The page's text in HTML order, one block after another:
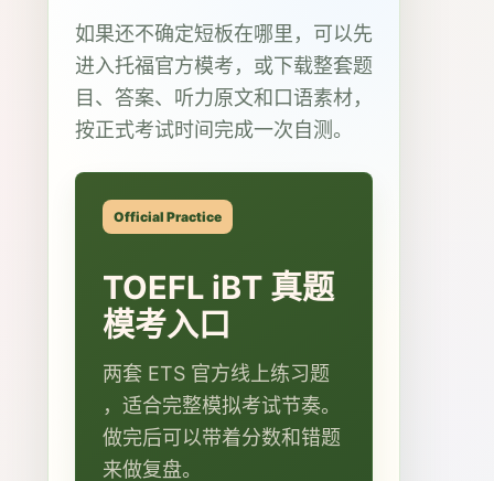
如果还不确定短板在哪里，可以先
进入托福官方模考，或下载整套题
目、答案、听力原文和口语素材，
按正式考试时间完成一次自测。
Official Practice
TOEFL iBT 真题
模考入口
两套 ETS 官方线上练习题
，适合完整模拟考试节奏。
做完后可以带着分数和错题
来做复盘。